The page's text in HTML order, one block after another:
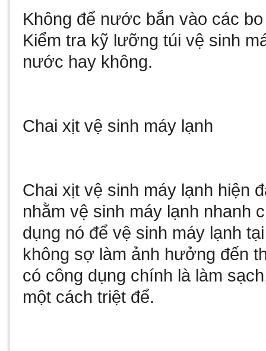
Không để nước bắn vào các
Kiểm tra kỹ lưỡng túi vệ sinh
nước hay không.
Chai xịt vệ sinh máy lạnh
Chai xịt vệ sinh máy lạnh hiện
nhằm vệ sinh máy lạnh nhanh
dụng nó để vệ sinh máy lạnh
không sợ làm ảnh hưởng đến
có công dụng chính là làm
một cách triệt để.